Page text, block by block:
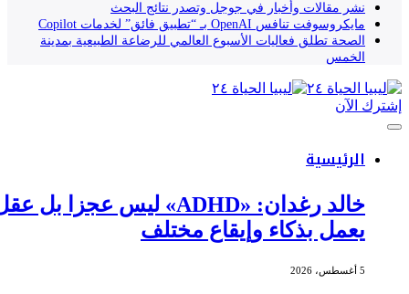
نشر مقالات وأخبار في جوجل وتصدر نتائج البحث
مايكروسوفت تنافس OpenAI بـ “تطبيق فائق” لخدمات Copilot
الصحة تطلق فعاليات الأسبوع العالمي للرضاعة الطبيعية بمدينة
الخمس
إشترك الآن
الرئيسية
خالد رغدان: «ADHD» ليس عجزا بل عقل
يعمل بذكاء وإيقاع مختلف